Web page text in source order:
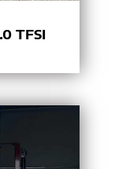
TFSI